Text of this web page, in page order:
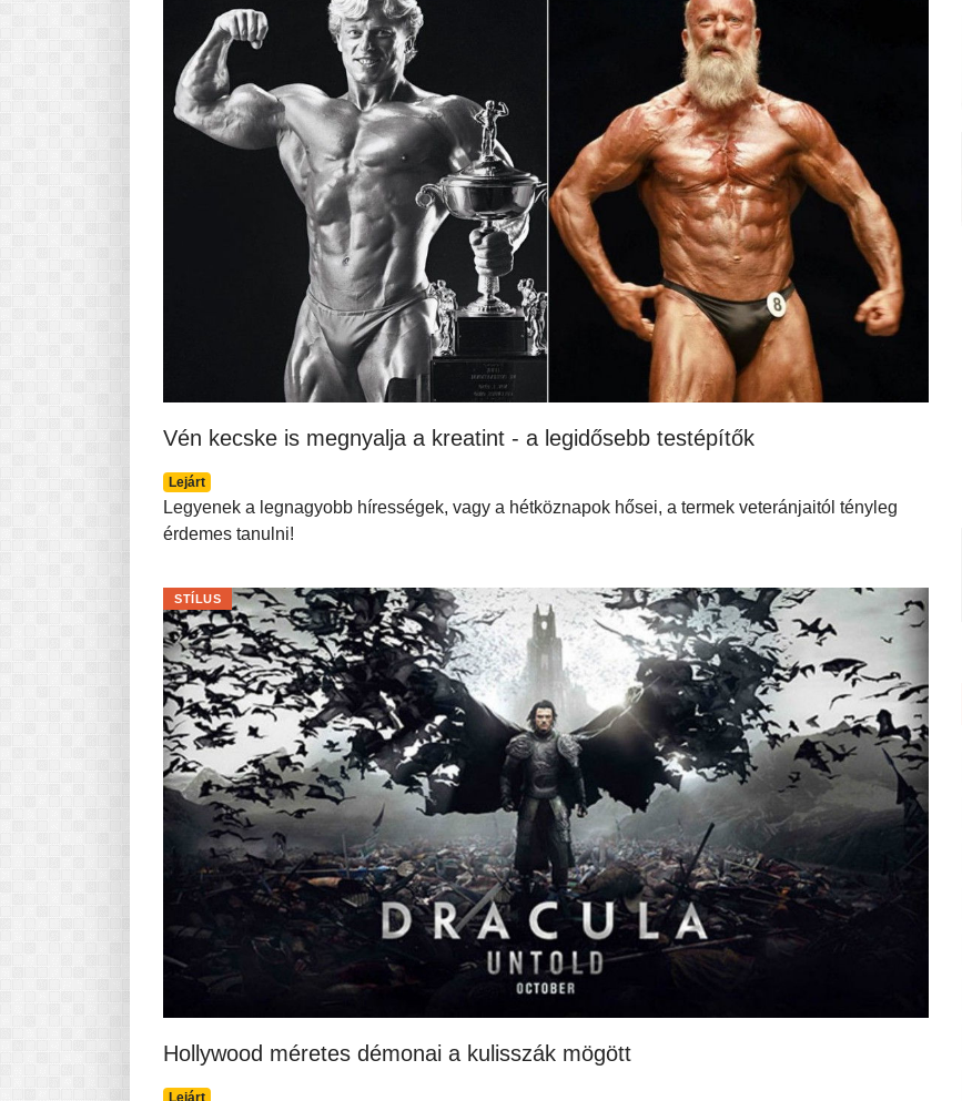
Pasta-túra - avagy A TÉSZTA TÖRTÉNETE
MINDENNAPI KENYERÜNK
A karácsonyról dióhéjban
Vén kecske is megnyalja a kreatint - a legidősebb testépítők
Lejárt
Legyenek a legnagyobb hírességek, vagy a hétköznapok hősei, a termek veteránjaitól tényleg
érdemes tanulni!
Hollywood méretes démonai a kulisszák mögött
Lejárt
STÍLUS